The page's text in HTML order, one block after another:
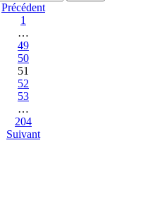
Précédent
1
…
49
50
51
52
53
…
204
Suivant